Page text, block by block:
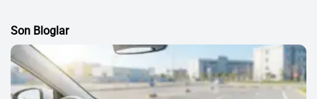
Son Bloglar